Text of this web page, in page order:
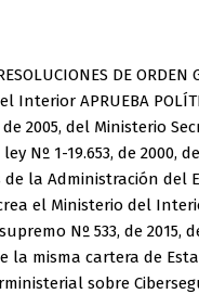
DE
APRUEBA
2005, del Ministerio
1-19.653, de 2000,
la Administración del
el Ministerio del
Nº 533, de 2015,
la misma cartera de
sobre